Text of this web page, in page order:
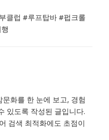
클럽 #루프탑바 #펍크롤
화를 한 눈에 보고, 경험
있도록 작성된 글입니다.
검색 최적화에도 초점이